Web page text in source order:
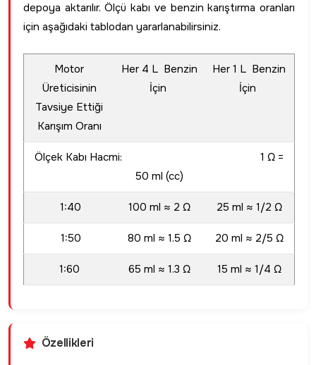
depoya aktarılır. Ölçü kabı ve benzin karıştırma oranları
için aşağıdaki tablodan yararlanabilirsiniz.
Motor
Üreticisinin
Tavsiye Ettiği
Karışım Oranı
Her 4 L Benzin
İçin
Her 1 L Benzin
İçin
Ölçek Kabı Hacmi: 1 Ω =
50 ml (cc)
1:40 100 ml ≈ 2 Ω 25 ml ≈ 1/2 Ω
1:50 80 ml ≈ 1.5 Ω 20 ml ≈ 2/5 Ω
1:60 65 ml ≈ 1.3 Ω 15 ml ≈ 1/4 Ω
Özellikleri